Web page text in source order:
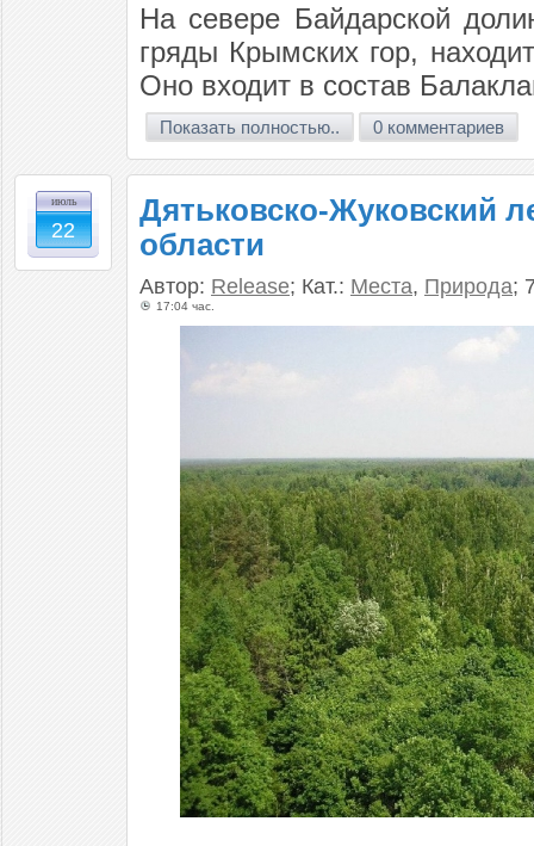
На севере Байдарской
гряды Крымских гор,
Оно входит в состав
Показать полностью.. 0 комментариев
июль
22
Дятьковско-Жуковский
области
Автор: Release; Кат.: Места, Природа;
17:04 час.